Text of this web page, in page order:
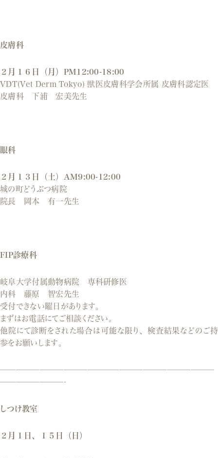
皮膚科
２月１６日（月）PM12:00-18:00
VDT(Vet Derm Tokyo) 獣医皮膚科学会所属 皮膚科認定医
皮膚科 下浦 宏美先生
眼科
２月１３日
（土）AM9:00-12:00
城の町どうぶつ病院
院長 岡本 有一先生
FIP診療科
岐阜大学付属動物病院 専科研修医
内科 藤原 智宏先生
受付できない曜日があります。
まずはお電話にてご相談ください。
他院にて診断をされた場合は可能な限り、検査結果などのご持
参をお願いします。
———————————————————————————
————————-
しつけ教室
２月１日、１５日（日）